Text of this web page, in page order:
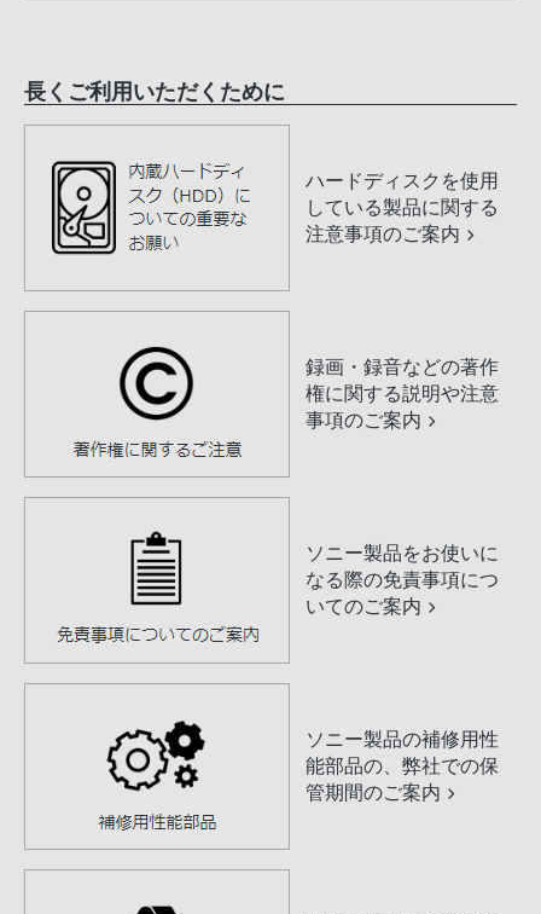
長くご利用いただくために
ハードディスクを使用
している製品に関する
注意事項のご案内
録画・録音などの著作
権に関する説明や注意
事項のご案内
ソニー製品をお使いに
なる際の免責事項につ
いてのご案内
ソニー製品の補修用性
能部品の、弊社での保
管期間のご案内